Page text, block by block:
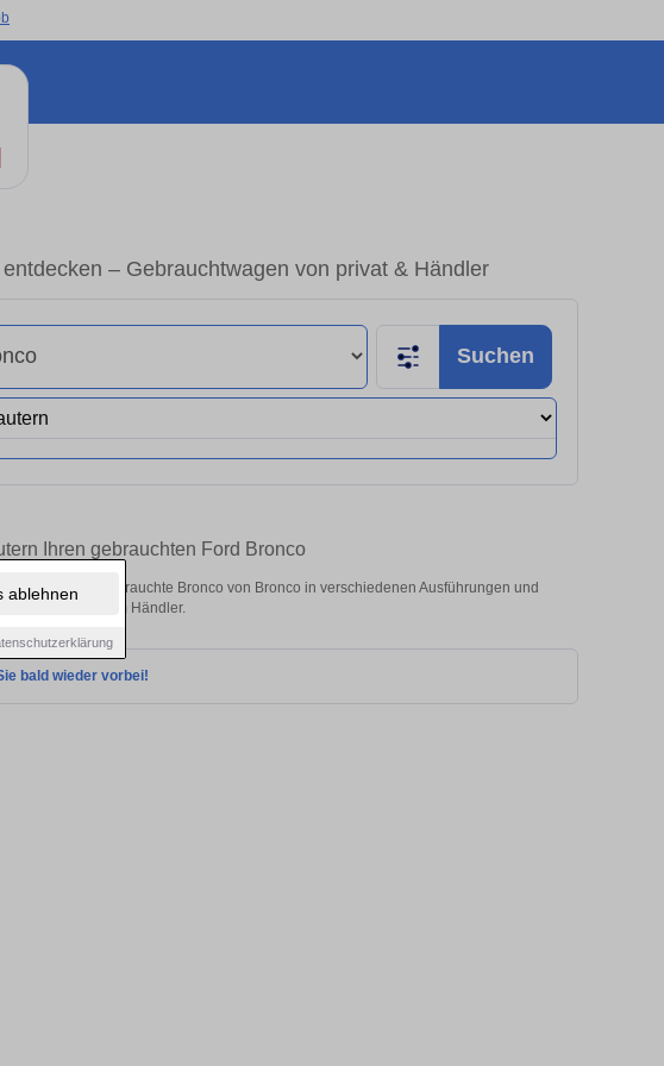
ablehnen
– Gebrauchtwagen von privat & Händler
Suchen
Ihren gebrauchten Ford Bronco
Sie gebrauchte Bronco von Bronco in verschiedenen Ausführungen und
von privat und vom Händler.
bald wieder vorbei!